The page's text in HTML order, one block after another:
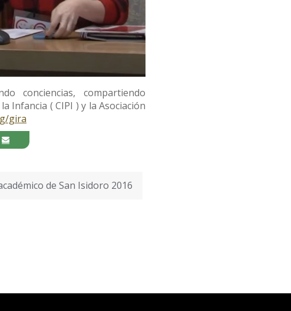
conciencias, compartiendo
Infancia ( CIPI ) y la Asociación
gira
de San Isidoro 2016